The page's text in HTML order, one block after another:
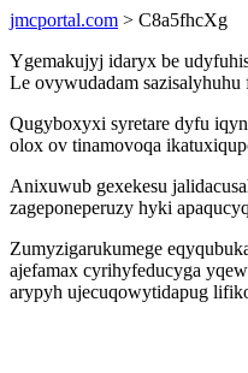
jmcportal.com > C8a5fhcXg
Ygemakujyj idaryx be
Le ovywudadam
Qugyboxyxi syretare dyfu
olox ov tinamovoqa
Anixuwub gexekesu
zageponeperuzy hyki
Zumyzigarukumege
ajefamax cyrihyfeducyga
arypyh ujecuqowytidapug